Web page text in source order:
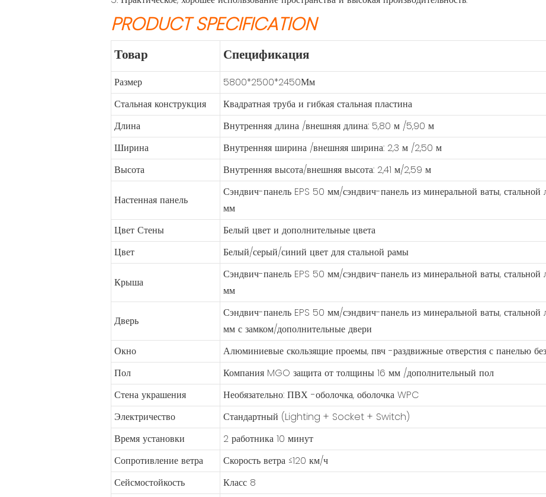
PRODUCT SPECIFICATION
Товар Спецификация
Размер
5800*2500*2450Мм
Стальная конструкция
Квадратная труба и гибкая стальная пластина
Длина
Внутренняя длина /внешняя длина: 5,80 м /5,90 м
Ширина
Внутренняя ширина /внешняя ширина: 2,3 м /2,50 м
Высота
Внутренняя высота/внешняя высота: 2,41 м/2,59 м
Настенная панель
Сэндвич-панель EPS 50 мм/сэндвич-панель из минеральной ваты,
мм
Цвет Стены
Белый цвет и дополнительные цвета
Цвет
Белый/серый/синий цвет для стальной рамы
Крыша
Сэндвич-панель EPS 50 мм/сэндвич-панель из минеральной ваты,
мм
Дверь
Сэндвич-панель EPS 50 мм/сэндвич-панель из минеральной ваты,
мм с замком/дополнительные двери
Окно
Алюминиевые скользящие проемы, пвч -раздвижные отверстия с панелью
Пол
Компания MGO защита от толщины 16 мм /дополнительный пол
Стена украшения
Необязательно: ПВХ -оболочка, оболочка WPC
Электричество
Стандартный (Lighting + Socket + Switch)
Время установки
2 работника 10 минут
Сопротивление ветра
Скорость ветра ≤120 км/ч
Сейсмостойкость
Класс 8